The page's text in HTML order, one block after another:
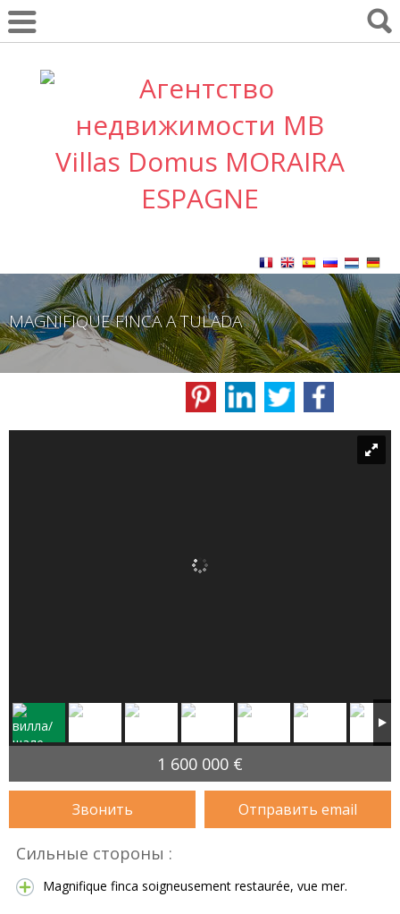
MAGNIFIQUE FINCA A TULADA
1 600 000 €
Звонить Отправить email
Сильные стороны :
Magnifique finca soigneusement restaurée, vue mer.